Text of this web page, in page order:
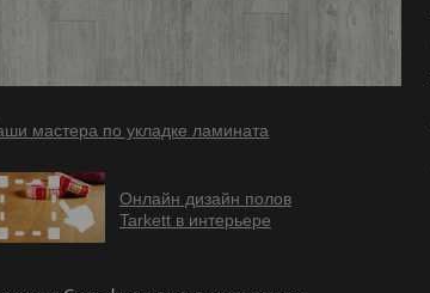
мастера по укладке ламината
Онлайн дизайн полов
Tarkett в интерьере